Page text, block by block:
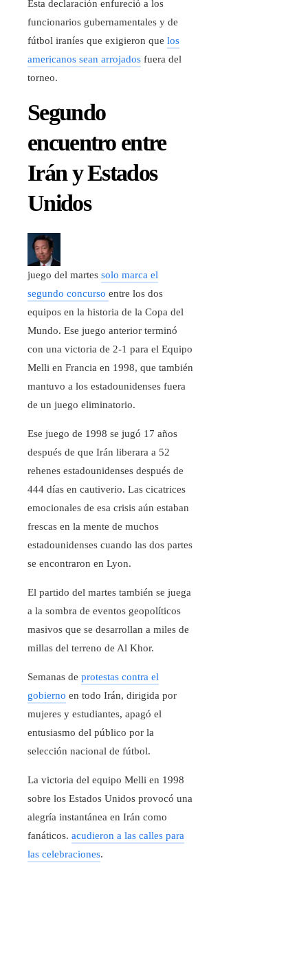
Esta declaración enfureció a los
funcionarios gubernamentales y de
fútbol iraníes que exigieron que los
americanos sean arrojados fuera del
torneo.
Segundo
encuentro entre
Irán y Estados
Unidos
juego del martes solo marca el
segundo concurso entre los dos
equipos en la historia de la Copa del
Mundo. Ese juego anterior terminó
con una victoria de 2-1 para el Equipo
Melli en Francia en 1998, que también
mantuvo a los estadounidenses fuera
de un juego eliminatorio.
Ese juego de 1998 se jugó 17 años
después de que Irán liberara a 52
rehenes estadounidenses después de
444 días en cautiverio. Las cicatrices
emocionales de esa crisis aún estaban
frescas en la mente de muchos
estadounidenses cuando las dos partes
se encontraron en Lyon.
El partido del martes también se juega
a la sombra de eventos geopolíticos
masivos que se desarrollan a miles de
millas del terreno de Al Khor.
Semanas de protestas contra el
gobierno en todo Irán, dirigida por
mujeres y estudiantes, apagó el
entusiasmo del público por la
selección nacional de fútbol.
La victoria del equipo Melli en 1998
sobre los Estados Unidos provocó una
alegría instantánea en Irán como
fanáticos. acudieron a las calles para
las celebraciones.